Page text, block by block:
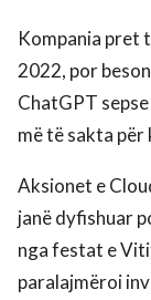
Kompania pret
2022, por
ChatGPT
më të sakta
Aksionet e
janë dyfishuar
nga festat e
paralajmëroi